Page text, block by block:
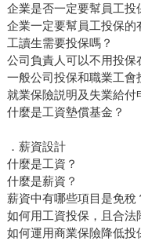
企業是否一定要幫員工投
企業一定要幫員工投保的
工讀生需要投保嗎？
公司負責人可以不用投保
一般公司投保和職業工會
就業保險説明及失業給付
什麼是工資墊償基金？
．薪資設計
什麼是工資？
什麼是薪資？
薪資中有哪些項目是免稅
如何用工資投保，且合法
如何運用商業保險降低投